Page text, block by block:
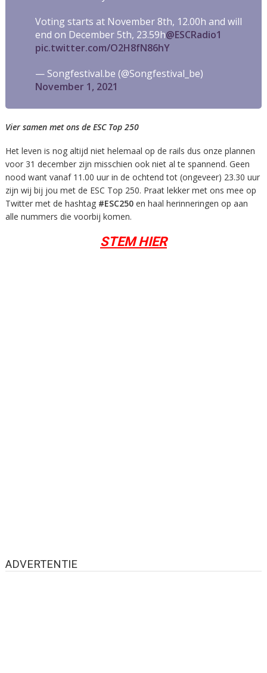
Voting starts at November 8th, 12.00h and will
end on December 5th, 23.59h@ESCRadio1
pic.twitter.com/O2H8fN86hY
— Songfestival.be (@Songfestival_be)
November 1, 2021
Vier samen met ons de ESC Top 250
Het leven is nog altijd niet helemaal op de rails dus onze plannen
voor 31 december zijn misschien ook niet al te spannend. Geen
nood want vanaf 11.00 uur in de ochtend tot (ongeveer) 23.30 uur
zijn wij bij jou met de ESC Top 250. Praat lekker met ons mee op
Twitter met de hashtag #ESC250en haal herinneringen op aan
alle nummers die voorbij komen.
STEM HIER
ADVERTENTIE